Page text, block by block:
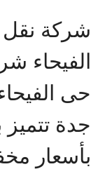
شركة
الفيحاء
جدة تتميز
بأسعار